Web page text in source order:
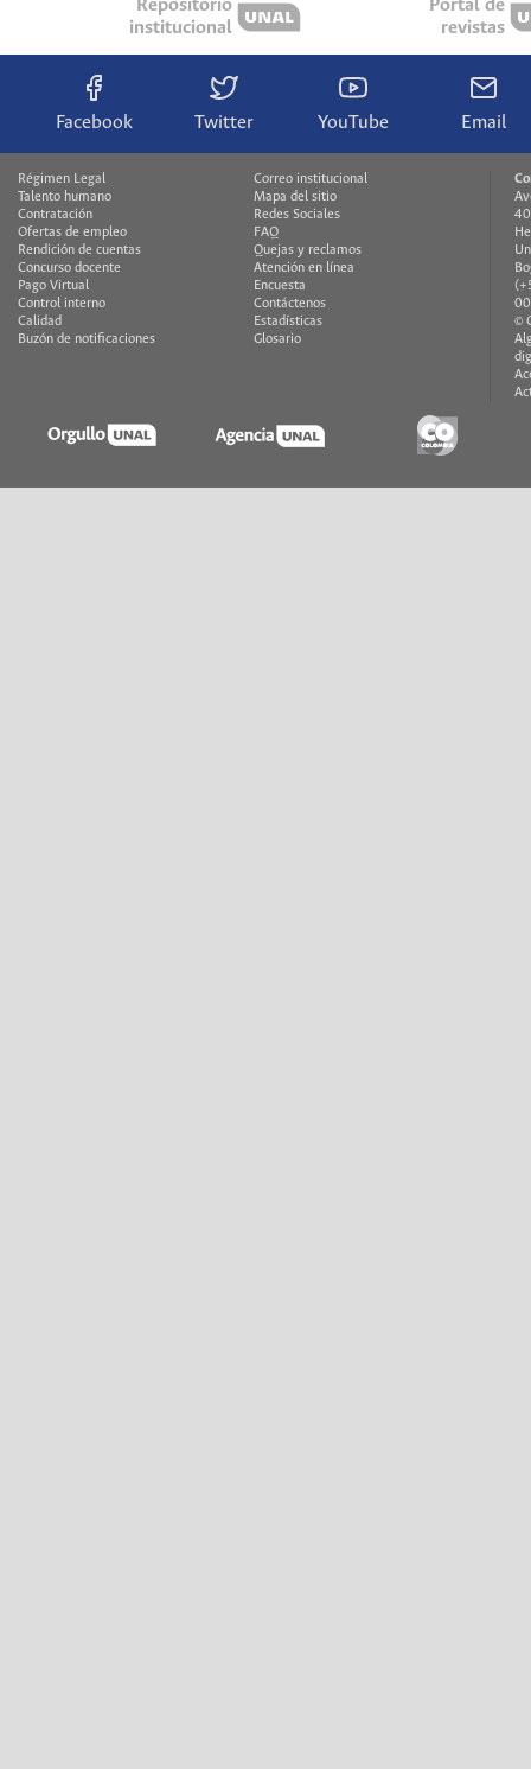
Repositorio
institucional
Portal de
revistas
Facebook Twitter YouTube Email
Régimen Legal
Talento humano
Contratación
Ofertas de empleo
Rendición de cuentas
Concurso docente
Pago Virtual
Control interno
Calidad
Buzón de notificaciones
Correo institucional
Mapa del sitio
Redes Sociales
FAQ
Quejas y reclamos
Atención en línea
Encuesta
Contáctenos
Estadísticas
Glosario
©